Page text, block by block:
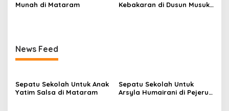
Munah di Mataram
Kebakaran di Dusun Musuk,
News Feed
Sepatu Sekolah Untuk Anak
Yatim Salsa di Mataram
Sepatu Sekolah Untuk
Arsyla Humairani di Pejeruk